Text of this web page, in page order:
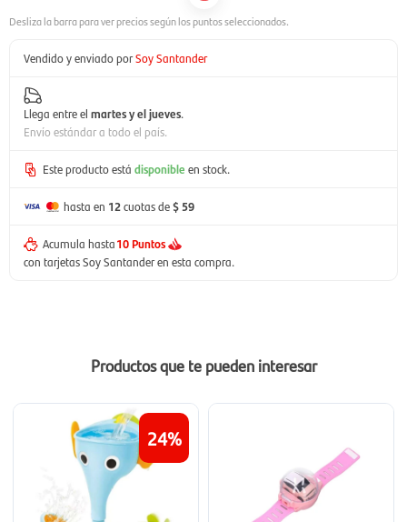
Vendido y enviado porSoy Santander
Llega entre el martes y el jueves.
Envío estándar a todo el país.
Este producto está disponible en stock.
hasta en 12cuotas de$ 59
Acumula hasta10 Puntos
con tarjetas Soy Santander en esta compra.
Productos que te pueden interesar
24